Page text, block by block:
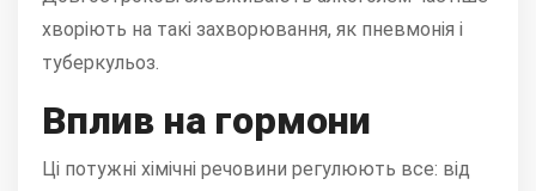
хворіють на такі захворювання, як пневмонія і
туберкульоз.
Вплив на гормони
Ці потужні хімічні речовини регулюють все: від